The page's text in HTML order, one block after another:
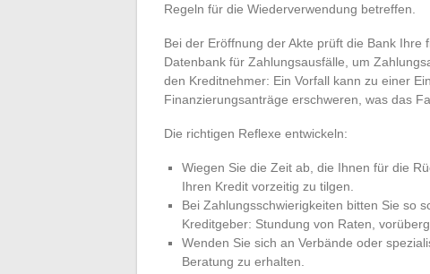
Regeln für die Wiederverwendung betreffen.
Bei der Eröffnung der Akte prüft die Bank
Datenbank für Zahlungsausfälle, um
den Kreditnehmer: Ein Vorfall kann zu einer
Finanzierungsanträge erschweren, was das
Die richtigen Reflexe entwickeln:
Wiegen Sie die Zeit ab, die Ihnen für die
Ihren Kredit vorzeitig zu tilgen.
Bei Zahlungsschwierigkeiten bitten Sie so
Kreditgeber: Stundung von Raten,
Wenden Sie sich an Verbände oder
Beratung zu erhalten.